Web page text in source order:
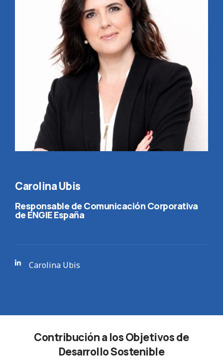
Carolina Ubis
Responsable de Comunicación Corporativa
de ENGIE España
Carolina Ubis
Contribución a los Objetivos de
Desarrollo Sostenible